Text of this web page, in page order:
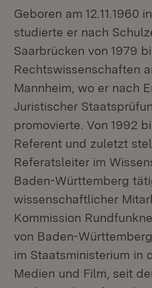
Geboren am 12.11.1960
studierte er nach
Saarbrücken von 1979
Rechtswissenschaften
Mannheim, wo er nach
Juristischer
promovierte. Von 1992
Referent und zuletzt
Referatsleiter im
Baden-Württemberg
wissenschaftlicher
Kommission
von Baden-
im Staatsministerium in
Medien und Film, seit